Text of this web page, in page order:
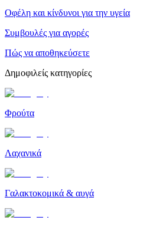
Οφέλη και κίνδυνοι για την υγεία
Συμβουλές για αγορές
Πώς να αποθηκεύσετε
Δημοφιλείς κατηγορίες
Φρούτα
Λαχανικά
Γαλακτοκομικά & αυγά